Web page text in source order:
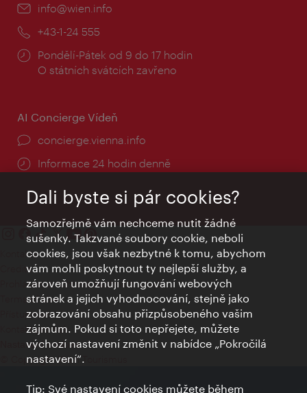
E-
info@wien.info
Telefon:
+43-1-24 555
Provozní
doba:
Pondělí-Pátek od 9 do 17 hodin
O státních svátcích zavřeno
AI Concierge Vídeň
concierge.vienna.info
Informace 24 hodin denně
Kontakty
Credits
Prohlášení o ochraně osobních údajů
Terms of Use
Přístupnost
Kontakt pro tisk
Nastavení cookies
© Copyright Wien Tourismus
Dali byste si pár cookies?
Samozřejmě vám nechceme nutit žádné
sušenky. Takzvané soubory cookie, neboli
cookies, jsou však nezbytné k tomu, abychom
vám mohli poskytnout ty nejlepší služby, a
zároveň umožňují fungování webových
stránek a jejich vyhodnocování, stejně jako
zobrazování obsahu přizpůsobeného vašim
zájmům. Pokud si toto nepřejete, můžete
výchozí nastavení změnit v nabídce „Pokročilá
nastavení“.
Tip: Své nastavení cookies můžete během